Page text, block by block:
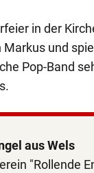
in der
Markus und
Pop-Band
aus Wels
"Rollende